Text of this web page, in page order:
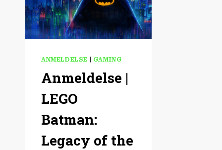
ANMELDELSE GAMING
Anmeldelse |
LEGO
Batman:
Legacy of the